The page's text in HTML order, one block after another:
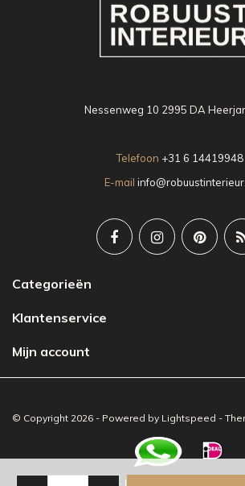
Nessenweg 10 2995 DA
Telefoon +31 6 14419948
E-mail
Categorieën
Klantenservice
Mijn account
© Copyright 2026 - Powered by Lightspeed -
- beoordelingen op